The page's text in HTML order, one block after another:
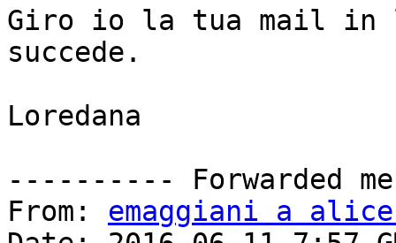
Giro io la tua mail in
succede.
Loredana
---------- Forwarded
From: emaggiani a